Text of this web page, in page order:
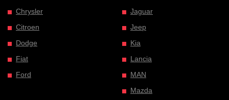
Chrysler
Citroen
Dodge
Fiat
Ford
Jaguar
Jeep
Kia
Lancia
MAN
Mazda